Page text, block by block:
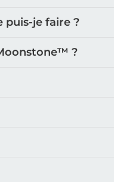
puis-je faire ?
?